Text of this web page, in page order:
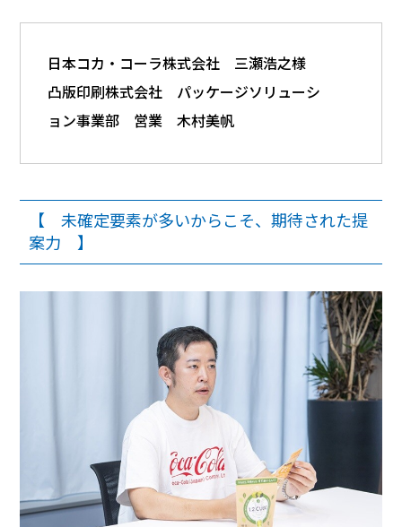
日本コカ・コーラ株式会社 三瀬浩之様
凸版印刷株式会社 パッケージソリューシ
ョン事業部 営業 木村美帆
【 未確定要素が多いからこそ、期待された提
案力 】